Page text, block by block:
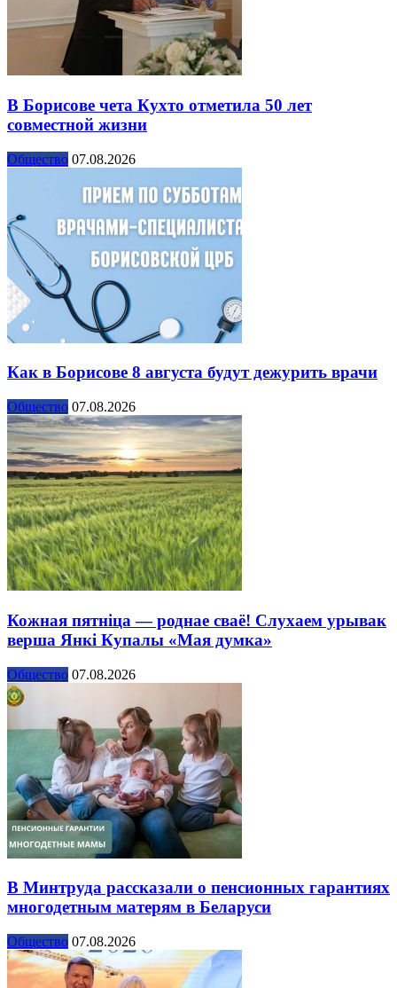
В Борисове чета Кухто отметила 50 лет
совместной жизни
Общество 07.08.2026
Как в Борисове 8 августа будут дежурить врачи
Общество 07.08.2026
Кожная пятніца — роднае сваё! Слухаем урывак
верша Янкі Купалы «Мая думка»
Общество 07.08.2026
В Минтруда рассказали о пенсионных гарантиях
многодетным матерям в Беларуси
Общество 07.08.2026